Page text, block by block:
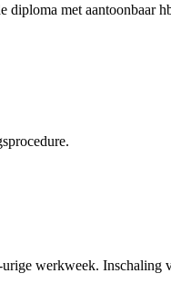
met aantoonbaar
werkweek.